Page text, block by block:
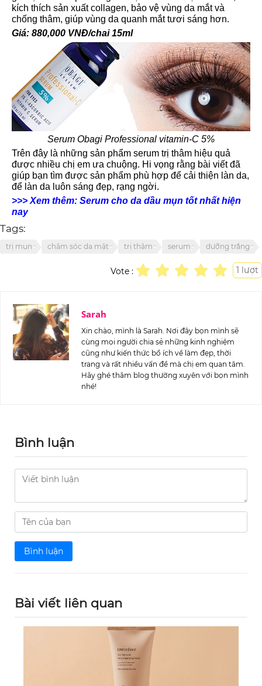
kích thích sản xuất collagen, bảo vệ vùng da mắt và
chống thâm, giúp vùng da quanh mắt tươi sáng hơn.
Giá: 880,000 VNĐ/chai 15ml
Serum Obagi Professional vitamin-C 5%
Trên đây là những sản phẩm serum trị thâm hiệu quả
được nhiều chị em ưa chuộng. Hi vọng rằng bài viết đã
giúp bạn tìm được sản phẩm phù hợp để cải thiện làn da,
để làn da luôn sáng đẹp, rạng ngời.
>>> Xem thêm: Serum cho da dầu mụn tốt nhất hiện
nay
Tags:
trị mụn chăm sóc da mặt trị thâm serum dưỡng trắng
1 lượt
Vote :
Sarah
Xin chào, mình là Sarah. Nơi đây bọn mình sẽ
cùng mọi người chia sẻ những kinh nghiệm
cũng như kiến thức bổ ích về làm đẹp, thời
trang và rất nhiều vấn đề mà chị em quan tâm.
Hãy ghé thăm blog thường xuyên với bọn mình
nhé!
Bình luận
Bình luận
Bài viết liên quan